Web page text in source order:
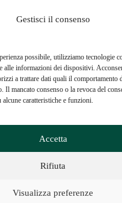
Gestisci il consenso
possibile, utilizziamo tecnologie
alle informazioni dei dispositivi.
a trattare dati quali il comportamento
Il mancato consenso o la revoca del
caratteristiche e funzioni.
Accetta
Rifiuta
Visualizza preferenze
di ARPAT